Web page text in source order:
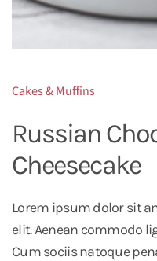
Cakes & Muffins
Russian
Cheesecake
Lorem ipsum dolor sit
elit. Aenean commodo
Cum sociis natoque